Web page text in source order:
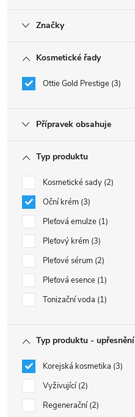
Značky
Kosmetické řady
Ottie Gold Prestige 3
Přípravek obsahuje
Typ produktu
Kosmetické sady 2
Oční krém 3
Pleťová emulze 1
Pleťový krém 3
Pleťové sérum 2
Pleťová esence 1
Tonizační voda 1
Typ produktu - upřesnění
Korejská kosmetika 3
Vyživující 2
Regenerační 2